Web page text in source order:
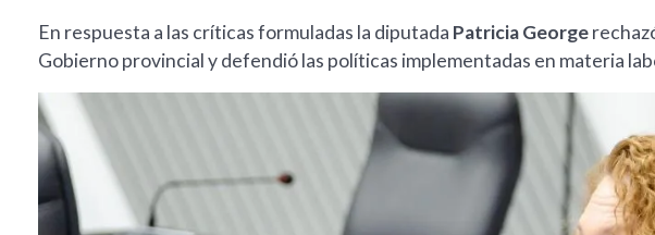
En respuesta a las críticas formuladas la diputada Patricia George
Gobierno provincial y defendió las políticas implementadas en materia